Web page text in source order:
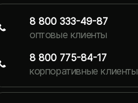
8 800 333-49-87
оптовые клиенты
8 800 775-84-17
корпоративные клиенты